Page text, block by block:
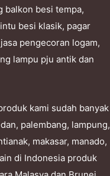
balkon besi tempa,
besi klasik, pagar
pengecoran logam,
lampu pju antik dan
kami sudah banyak
palembang, lampung,
makasar, manado,
di Indonesia produk